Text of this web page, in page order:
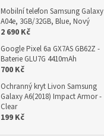
Mobilní telefon Samsung Galaxy
A04e, 3GB/32GB, Blue, Nový
2 690 Kč
Google Pixel 6a GX7AS GB62Z -
Baterie GLU7G 4410mAh
700 Kč
Ochranný kryt Livon Samsung
Galaxy A6(2018) Impact Armor -
Clear
199 Kč